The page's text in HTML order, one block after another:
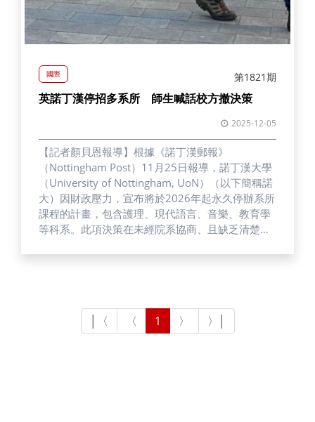
國際 第1821期
英諾丁漢停招多系所 師生喊話校方撤決策
2025-12-05
【記者顏貝恩報導】根據《諾丁漢郵報》
（Nottingham Post）11月25日報導，諾丁漢大學
（University of Nottingham, UoN）（以下簡稱諾
大）因財政壓力，宣布將於2026年起永久停辦系所
課程的計畫，包含護理、現代語言、音樂、教育學
等科系。此項決策在未經院系協商、且缺乏清楚說
Park），抗議校方計畫縮減多科系，呼籲學校應撤
回科系調整方案，並要求提高財務資訊透明度。目
前，諾大表示將暫停部分課程的招生，但允許本科